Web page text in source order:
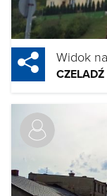
Widok
CZELADŹ